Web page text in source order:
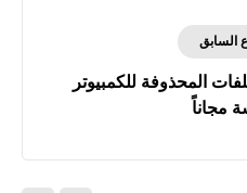
السابق
المحذوفة للكمبيوتر
مجاناً